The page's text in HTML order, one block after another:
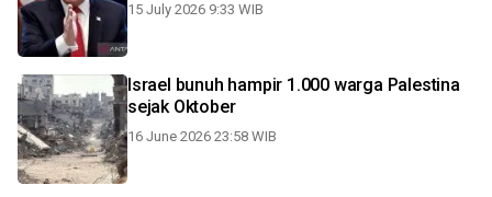
15 July 2026 9:33 WIB
Israel bunuh hampir 1.000 warga Palestina
sejak Oktober
16 June 2026 23:58 WIB